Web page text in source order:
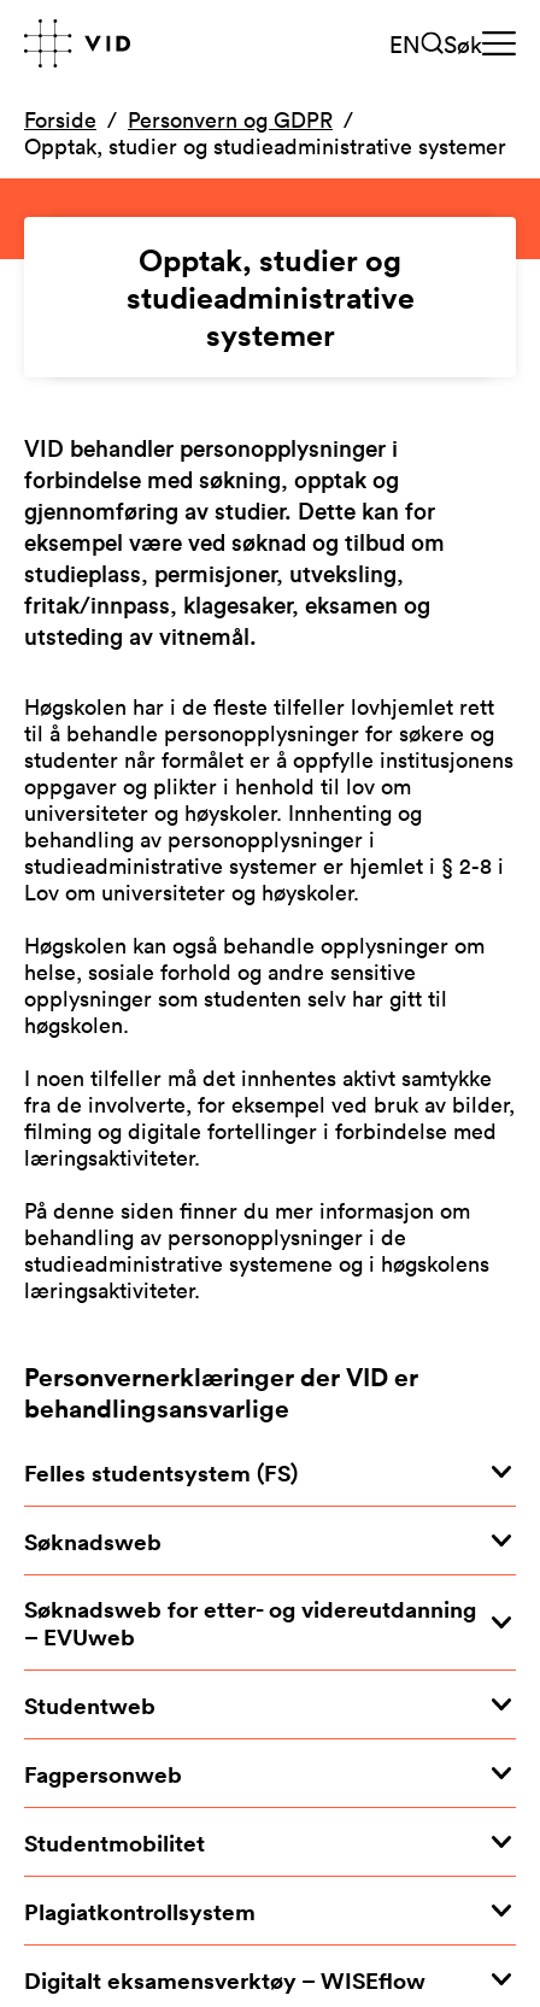
EN Søk
Forside
Personvern og GDPR
Opptak, studier og studieadministrative systemer
Opptak, studier og
studieadministrative
systemer
VID behandler personopplysninger i
forbindelse med søkning, opptak og
gjennomføring av studier. Dette kan for
eksempel være ved søknad og tilbud om
studieplass, permisjoner, utveksling,
fritak/innpass, klagesaker, eksamen og
utsteding av vitnemål.
Høgskolen har i de fleste tilfeller lovhjemlet rett
til å behandle personopplysninger for søkere og
studenter når formålet er å oppfylle institusjonens
oppgaver og plikter i henhold til lov om
universiteter og høyskoler. Innhenting og
behandling av personopplysninger i
studieadministrative systemer er hjemlet i § 2-8 i
Lov om universiteter og høyskoler.
Høgskolen kan også behandle opplysninger om
helse, sosiale forhold og andre sensitive
opplysninger som studenten selv har gitt til
høgskolen.
I noen tilfeller må det innhentes aktivt samtykke
fra de involverte, for eksempel ved bruk av bilder,
filming og digitale fortellinger i forbindelse med
læringsaktiviteter.
På denne siden finner du mer informasjon om
behandling av personopplysninger i de
studieadministrative systemene og i høgskolens
læringsaktiviteter.
Personvernerklæringer der VID er
behandlingsansvarlige
Felles studentsystem (FS)
Søknadsweb
Søknadsweb for etter- og videreutdanning
– EVUweb
Studentweb
Fagpersonweb
Studentmobilitet
Plagiatkontrollsystem
Digitalt eksamensverktøy – WISEflow